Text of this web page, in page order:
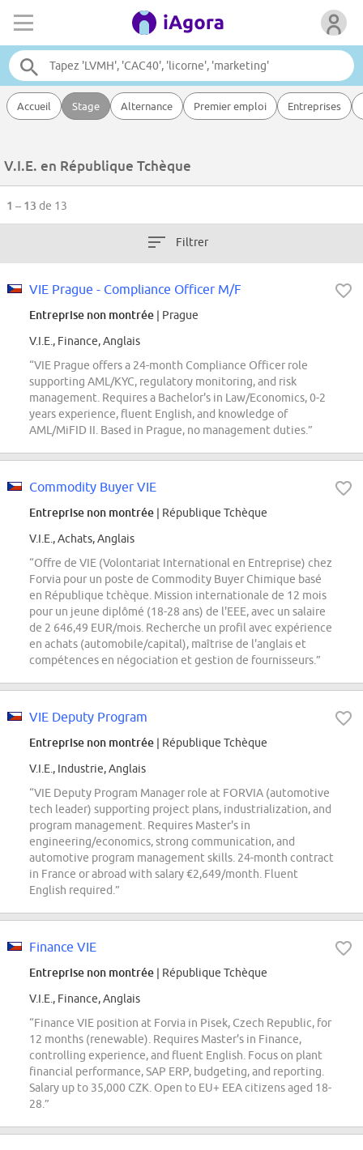
Accueil Stage Alternance Premier emploi Entreprises
V.I.E. en République Tchèque
1 – 13 de 13
Filtrer
VIE Prague - Compliance Officer M/F
Entreprise non montrée | Prague
V.I.E., Finance, Anglais
“VIE Prague offers a 24-month Compliance Officer role
supporting AML/KYC, regulatory monitoring, and risk
management. Requires a Bachelor's in Law/Economics, 0-2
years experience, fluent English, and knowledge of
AML/MiFID II. Based in Prague, no management duties.”
Commodity Buyer VIE
Entreprise non montrée | République Tchèque
V.I.E., Achats, Anglais
“Offre de VIE (Volontariat International en Entreprise) chez
Forvia pour un poste de Commodity Buyer Chimique basé
en République tchèque. Mission internationale de 12 mois
pour un jeune diplômé (18-28 ans) de l'EEE, avec un salaire
de 2 646,49 EUR/mois. Recherche un profil avec expérience
en achats (automobile/capital), maîtrise de l'anglais et
compétences en négociation et gestion de fournisseurs.”
VIE Deputy Program
Entreprise non montrée | République Tchèque
V.I.E., Industrie, Anglais
“VIE Deputy Program Manager role at FORVIA (automotive
tech leader) supporting project plans, industrialization, and
program management. Requires Master's in
engineering/economics, strong communication, and
automotive program management skills. 24-month contract
in France or abroad with salary €2,649/month. Fluent
English required.”
Finance VIE
Entreprise non montrée | République Tchèque
V.I.E., Finance, Anglais
“Finance VIE position at Forvia in Pisek, Czech Republic, for
12 months (renewable). Requires Master's in Finance,
controlling experience, and fluent English. Focus on plant
financial performance, SAP ERP, budgeting, and reporting.
Salary up to 35,000 CZK. Open to EU+ EEA citizens aged 18-
28.”